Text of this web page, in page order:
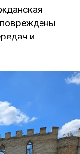
повреждены
и